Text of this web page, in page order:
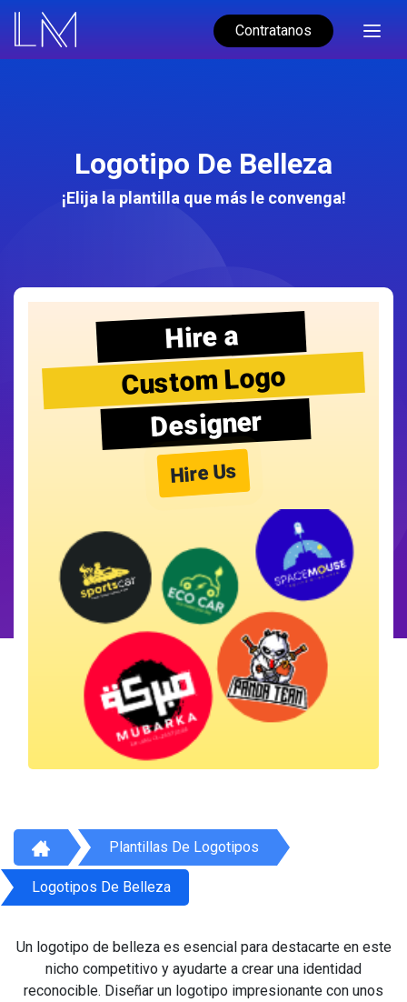
Contratanos
Logotipo De Belleza
¡Elija la plantilla que más le convenga!
Hire a
Custom Logo
Designer
Hire Us
Plantillas De Logotipos
Logotipos De Belleza
Un logotipo de belleza es esencial para destacarte en este
nicho competitivo y ayudarte a crear una identidad
reconocible. Diseñar un logotipo impresionante con unos